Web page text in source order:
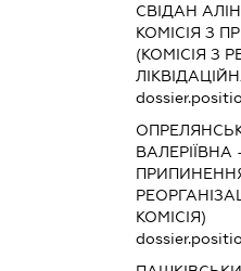
СВІДАН
КОМІСІЯ З
(КОМІСІЯ З
ВАЛЕРІЇВНА
КОМІСІЯ)